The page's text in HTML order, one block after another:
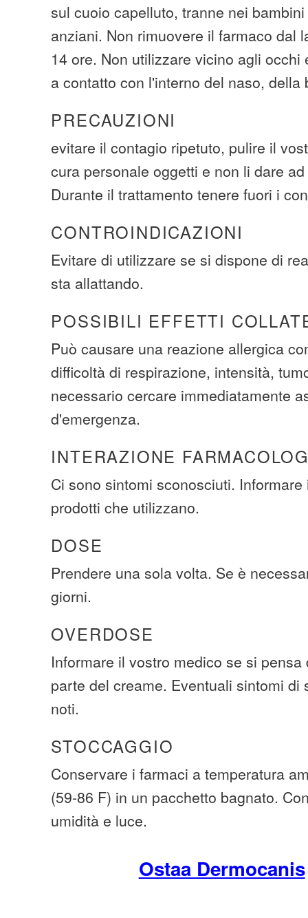
sul cuoio capelluto, tranne nei
anziani. Non rimuovere il farmaco dal
14 ore. Non utilizzare vicino agli
a contatto con l'interno del naso, della
PRECAUZIONI
evitare il contagio ripetuto, pulire il
cura personale oggetti e non li dare
Durante il trattamento tenere fuori i
CONTROINDICAZIONI
Evitare di utilizzare se si dispone di
sta allattando.
POSSIBILI EFFETTI
Può causare una reazione allergica
difficoltà di respirazione, intensità,
necessario cercare immediatamente
d'emergenza.
INTERAZIONE
Ci sono sintomi sconosciuti.
prodotti che utilizzano.
DOSE
Prendere una sola volta. Se è
giorni.
OVERDOSE
Informare il vostro medico se si
parte del creame. Eventuali sintomi di
noti.
STOCCAGGIO
Conservare i farmaci a temperatura
(59-86 F) in un pacchetto bagnato.
umidità e luce.
Ostaa Dermocanis